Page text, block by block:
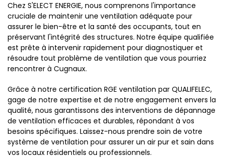
Chez S'ELECT ENERGIE, nous comprenons l'importance
cruciale de maintenir une ventilation adéquate pour
assurer le bien-être et la santé des occupants, tout en
préservant l'intégrité des structures. Notre équipe qualifiée
est prête à intervenir rapidement pour diagnostiquer et
résoudre tout problème de ventilation que vous pourriez
rencontrer à Cugnaux.
Grâce à notre certification RGE ventilation par QUALIFELEC,
gage de notre expertise et de notre engagement envers la
qualité, nous garantissons des interventions de dépannage
de ventilation efficaces et durables, répondant à vos
besoins spécifiques. Laissez-nous prendre soin de votre
système de ventilation pour assurer un air pur et sain dans
vos locaux résidentiels ou professionnels.